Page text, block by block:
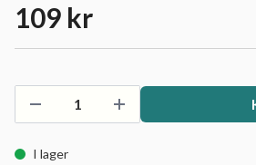
109 kr
I lager